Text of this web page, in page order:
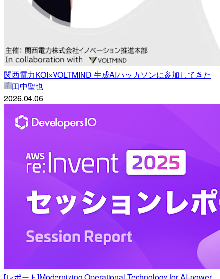
関西電力KOI×VOLTMIND 生成AIハッカソンに参加してきた
田中聖也
2026.04.06
[レポート]Modernizing Operational Technology for AI-power